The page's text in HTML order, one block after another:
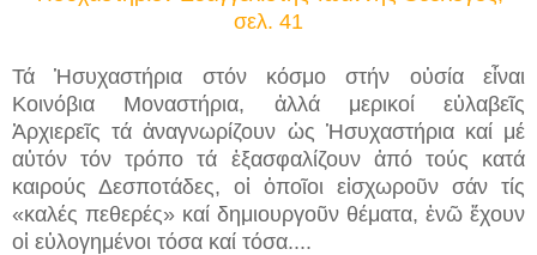
σελ. 41
Τά Ἡσυχαστήρια στόν κόσμο στήν οὐσία εἶναι
Κοινόβια Μοναστήρια, ἀλλά μερικοί εὐλαβεῖς
Ἀρχιερεῖς τά ἀναγνωρίζουν ὡς Ἡσυχαστήρια καί μέ
αὐτόν τόν τρόπο τά ἐξασφαλίζουν ἀπό τούς κατά
καιρούς Δεσποτάδες, οἱ ὁποῖοι εἰσχωροῦν σάν τίς
«καλές πεθερές» καί δημιουργοῦν θέματα, ἐνῶ ἔχουν
οἱ εὐλογημένοι τόσα καί τόσα....